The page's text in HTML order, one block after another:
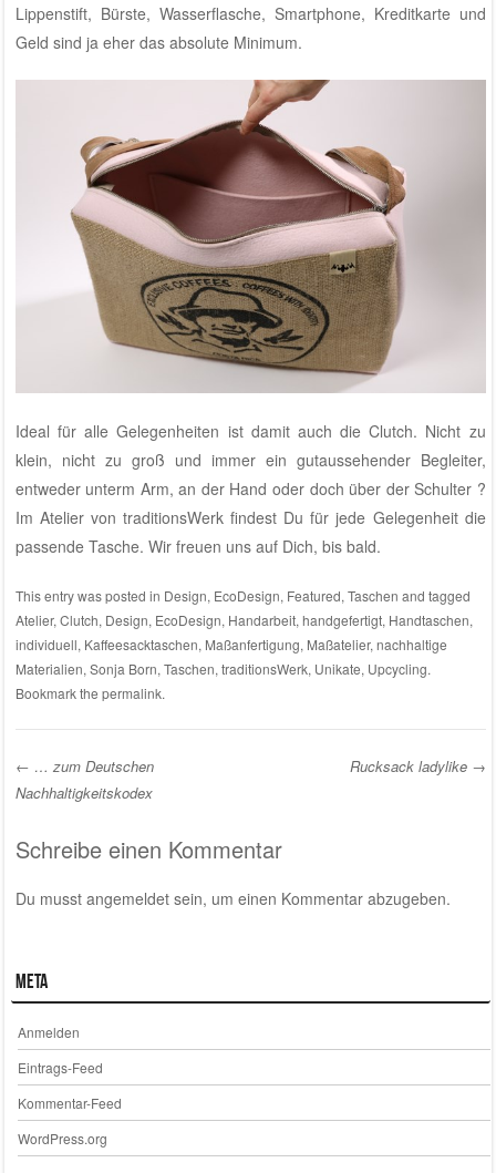
Lippenstift, Bürste, Wasserflasche, Smartphone, Kreditkarte und
Geld sind ja eher das absolute Minimum.
Ideal für alle Gelegenheiten ist damit auch die Clutch. Nicht zu
klein, nicht zu groß und immer ein gutaussehender Begleiter,
entweder unterm Arm, an der Hand oder doch über der Schulter ?
Im Atelier von traditionsWerk findest Du für jede Gelegenheit die
passende Tasche. Wir freuen uns auf Dich, bis bald.
This entry was posted in Design, EcoDesign, Featured, Taschen and tagged
Atelier, Clutch, Design, EcoDesign, Handarbeit, handgefertigt, Handtaschen,
individuell, Kaffeesacktaschen, Maßanfertigung, Maßatelier, nachhaltige
Materialien, Sonja Born, Taschen, traditionsWerk, Unikate, Upcycling.
Bookmark the permalink.
Post navigation
← … zum Deutschen
Nachhaltigkeitskodex
Rucksack ladylike →
Schreibe einen Kommentar
Du musst angemeldetsein, um einen Kommentar abzugeben.
Meta
Anmelden
Eintrags-Feed
Kommentar-Feed
WordPress.org